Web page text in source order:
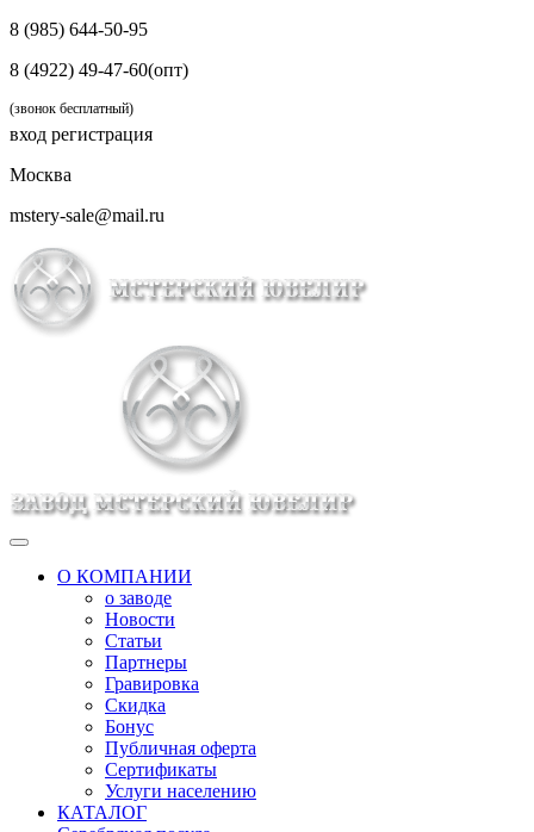
8 (985) 644-50-95
8 (4922) 49-47-60(опт)
(звонок бесплатный)
вход регистрация
Москва
mstery-sale@mail.ru
О КОМПАНИИ
о заводе
Новости
Статьи
Партнеры
Гравировка
Скидка
Бонус
Публичная оферта
Сертификаты
Услуги населению
КАТАЛОГ